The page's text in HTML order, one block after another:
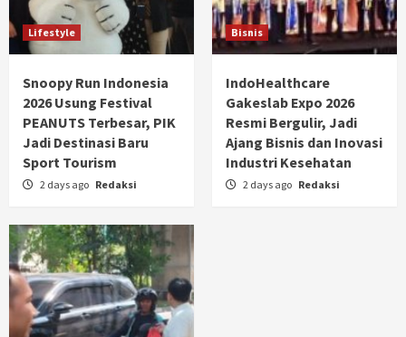
Lifestyle
Snoopy Run Indonesia
2026 Usung Festival
PEANUTS Terbesar, PIK
Jadi Destinasi Baru
Sport Tourism
2 days ago Redaksi
Bisnis
IndoHealthcare
Gakeslab Expo 2026
Resmi Bergulir, Jadi
Ajang Bisnis dan Inovasi
Industri Kesehatan
2 days ago Redaksi